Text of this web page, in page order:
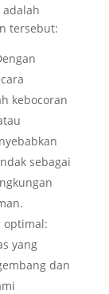
tersebut:
kebocoran
sebagai
optimal:
yang
dan